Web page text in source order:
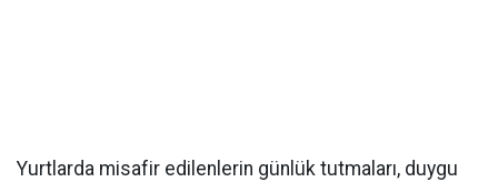
Yurtlarda misafir edilenlerin günlük tutmaları, duygu